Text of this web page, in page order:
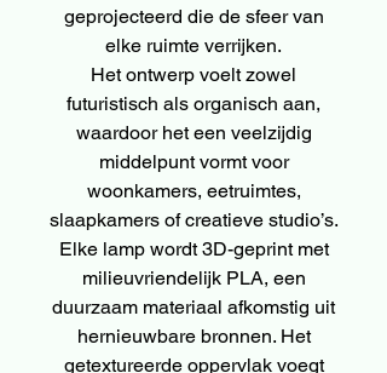
geprojecteerd die de sfeer van
elke ruimte verrijken.
Het ontwerp voelt zowel
futuristisch als organisch aan,
waardoor het een veelzijdig
middelpunt vormt voor
woonkamers, eetruimtes,
slaapkamers of creatieve studio’s.
Elke lamp wordt 3D-geprint met
milieuvriendelijk PLA, een
duurzaam materiaal afkomstig uit
hernieuwbare bronnen. Het
getextureerde oppervlak voegt